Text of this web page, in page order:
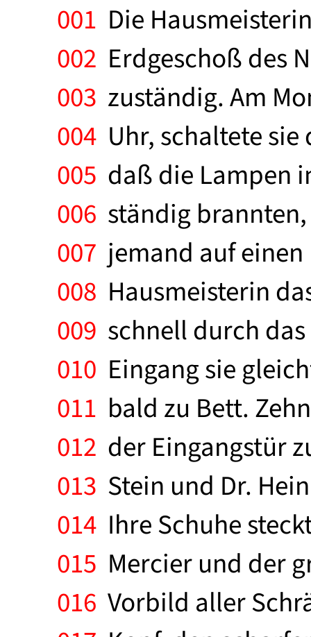
001 Die
002 Erdgeschoß des
003 zuständig. Am
004 Uhr, schaltete
005 daß die Lampen
006 ständig
007 jemand auf
008 Hausmeisterin
009 schnell durch
010 Eingang sie
011 bald zu Bett.
012 der Eingangstür
013 Stein und Dr.
014 Ihre Schuhe
015 Mercier und der
016 Vorbild aller